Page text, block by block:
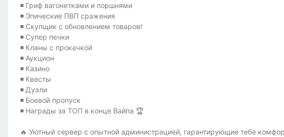
◾ Гриф вагонетками и поршнями
◾ Эпические ПВП сражения
◾ Скупщик с обновлением товаров!
◾ Супер печки
◾ Кланы с прокачкой
◾ Аукцион
◾ Казино
◾ Квесты
◾ Дуэли
◾ Боевой пропуск
◾ Награды за ТОП в конце Вайпа 🏆
🔥 Уютный сервер с опытной администрацией, гарантирующие тебе